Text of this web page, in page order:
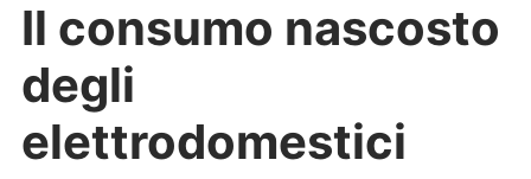
Il consumo nascosto
degli
elettrodomestici